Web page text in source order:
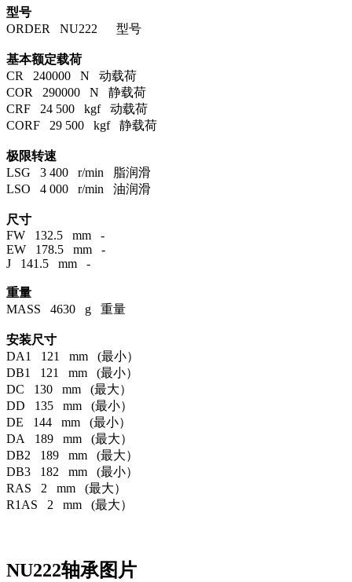
型号
ORDER NU222 型号
基本额定载荷
CR 240000 N 动载荷
COR 290000 N 静载荷
CRF 24 500 kgf 动载荷
CORF 29 500 kgf 静载荷
极限转速
LSG 3 400 r/min 脂润滑
LSO 4 000 r/min 油润滑
尺寸
FW 132.5 mm -
EW 178.5 mm -
J 141.5 mm -
重量
MASS 4630 g 重量
安装尺寸
DA1 121 mm (最小）
DB1 121 mm (最小）
DC 130 mm (最大）
DD 135 mm (最小）
DE 144 mm (最小）
DA 189 mm (最大）
DB2 189 mm (最大）
DB3 182 mm (最小）
RAS 2 mm (最大）
R1AS 2 mm (最大）
NU222轴承图片